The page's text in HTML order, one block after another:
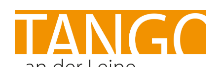
Inhalt